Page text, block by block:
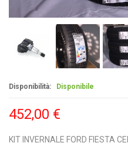
Disponibilità: Disponibile
452,00 €
KIT INVERNALE FORD FIESTA